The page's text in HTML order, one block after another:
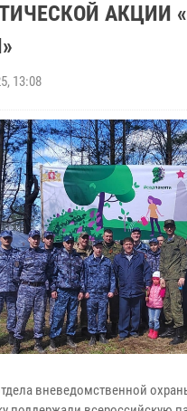
АКЦИИ
13:08
вневедомственной